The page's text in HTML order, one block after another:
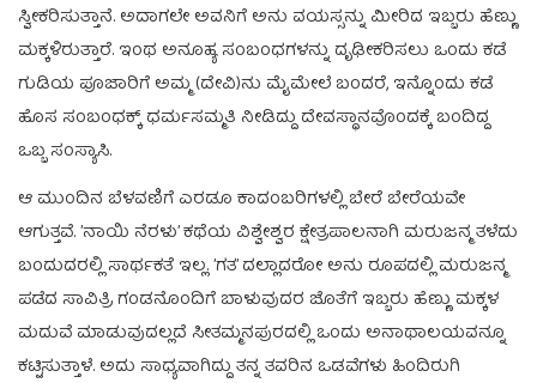
ಸ್ವೀಕರಿಸುತ್ತಾನೆ. ಅದಾಗಲೇ ಅವನಿಗೆ ಅನು ವಯಸ್ಸನ್ನು ಮೀರಿದ ಇಬ್ಬರು ಹೆಣ್ಣು
ಮಕ್ಕಳಿರುತ್ತಾರೆ. ಇಂಥ ಅನೂಹ್ಯ ಸಂಬಂಧಗಳನ್ನು ದೃಢೀಕರಿಸಲು ಒಂದು ಕಡೆ
ಗುಡಿಯ ಪೂಜಾರಿಗೆ ಅಮ್ಮ (ದೇವಿ)ನು ಮೈಮೇಲೆ ಬಂದರೆ, ಇನ್ನೊಂದು ಕಡೆ
ಹೊಸ ಸಂಬಂಧಕ್ಕ್ ಧರ್ಮಸಮ್ಮತಿ ನೀಡಿದ್ದು ದೇವಸ್ಥಾನವೊಂದಕ್ಕೆ ಬಂದಿದ್ದ
ಒಬ್ಬ ಸಂಸ್ಯಾಸಿ.
ಆ ಮುಂದಿನ ಬೆಳವಣಿಗೆ ಎರಡೂ ಕಾದಂಬರಿಗಳಲ್ಲಿ ಬೇರೆ ಬೇರೆಯವೇ
ಆಗುತ್ತವೆ. ’ನಾಯಿ ನೆರಳು’ ಕಥೆಯ ವಿಶ್ವೇಶ್ವರ ಕ್ಷೇತ್ರಪಾಲನಾಗಿ ಮರುಜನ್ಮ ತಳೆದು
ಬಂದುದರಲ್ಲಿ ಸಾರ್ಥಕತೆ ಇಲ್ಲ. ’ಗತ’ ದಲ್ಲಾದರೋ ಅನು ರೂಪದಲ್ಲಿ ಮರುಜನ್ಮ
ಪಡೆದ ಸಾವಿತ್ರಿ ಗಂಡನೊಂದಿಗೆ ಬಾಳುವುದರ ಜೊತೆಗೆ ಇಬ್ಬರು ಹೆಣ್ಣು ಮಕ್ಕಳ
ಮದುವೆ ಮಾಡುವುದಲ್ಲದೆ ಸೀತಮ್ಮನಪುರದಲ್ಲಿ ಒಂದು ಅನಾಥಾಲಯವನ್ನೂ
ಕಟ್ಟಿಸುತ್ತಾಳೆ. ಅದು ಸಾಧ್ಯವಾಗಿದ್ದು ತನ್ನ ತವರಿನ ಒಡವೆಗಳು ಹಿಂದಿರುಗಿ